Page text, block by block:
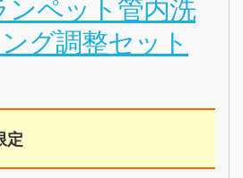
ンペット管内洗
グ調整セット
定